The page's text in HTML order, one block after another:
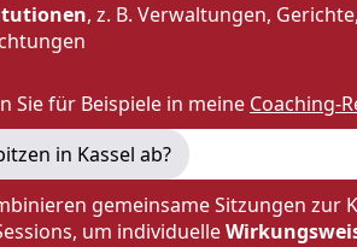
, z. B. Verwaltungen,
Sie für Beispiele in meine Coaching-
in Kassel ab?
gemeinsame Sitzungen
um individuelle